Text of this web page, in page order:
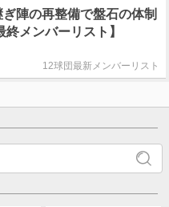
ぎ陣の再整備で盤石の体制
終メンバーリスト】
12球団最新メンバーリスト